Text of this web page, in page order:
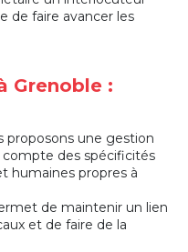
de faire avancer les
Grenoble :
proposons une gestion
des spécificités
humaines propres à
de maintenir un lien
et de faire de la